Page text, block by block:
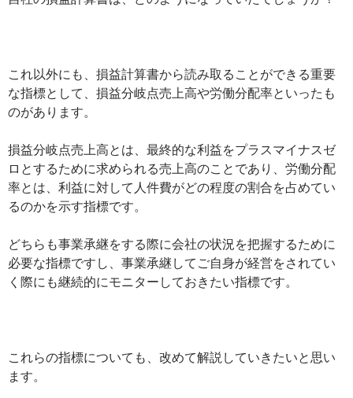
これ以外にも、損益計算書から読み取ることができる重要
な指標として、損益分岐点売上高や労働分配率といったも
のがあります。
損益分岐点売上高とは、最終的な利益をプラスマイナスゼ
ロとするために求められる売上高のことであり、労働分配
率とは、利益に対して人件費がどの程度の割合を占めてい
るのかを示す指標です。
どちらも事業承継をする際に会社の状況を把握するために
必要な指標ですし、事業承継してご自身が経営をされてい
く際にも継続的にモニターしておきたい指標です。
これらの指標についても、改めて解説していきたいと思い
ます。